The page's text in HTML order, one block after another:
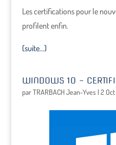
Les certifications pour le
profilent enfin.
(suite…)
WINDOWS 10 –
parTRARBACH Jean-Yves | 2